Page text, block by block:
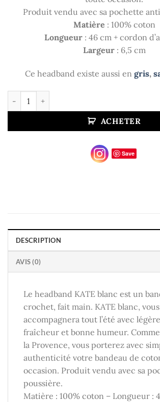
Produit vendu avec sa pochette
Matière : 100% coton
Longueur: 46 cm + cordon
Largeur: 6,5 cm
Ce headband existe aussi en gris,
quantité de Kate - Blanc
ACHETER
Save
DESCRIPTION
AVIS (0)
Le headband KATE blanc est un
crochet, fait main. KATE blanc, vous
accompagnera tout l’été avec
fraîcheur et bonne humeur.
la Provence, vous porterez avec
authenticité votre bandeau de
occasion. Produit vendu avec sa
poussière.
Matière : 100% coton – Longueur :